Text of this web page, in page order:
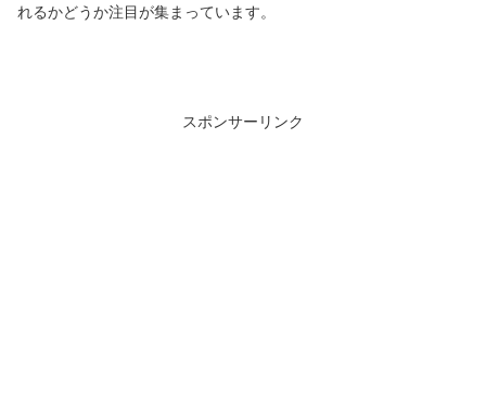
れるかどうか注目が集まっています。
スポンサーリンク